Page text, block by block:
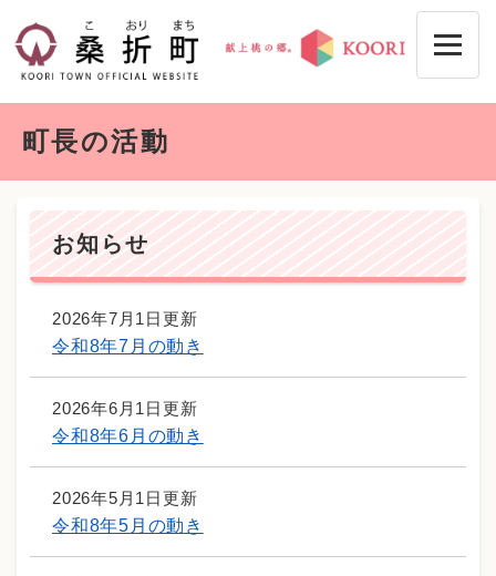
先
町長の活動
お知らせ
2026年7月1日更新
令和8年7月の動き
2026年6月1日更新
令和8年6月の動き
2026年5月1日更新
令和8年5月の動き